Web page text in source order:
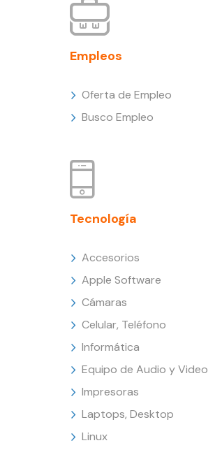
Empleos
Oferta de Empleo
Busco Empleo
Tecnología
Accesorios
Apple Software
Cámaras
Celular, Teléfono
Informática
Equipo de Audio y Video
Impresoras
Laptops, Desktop
Linux